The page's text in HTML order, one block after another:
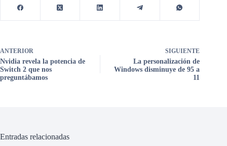
ANTERIOR
Nvidia revela la potencia de
Switch 2 que nos
preguntábamos
SIGUIENTE
La personalización de
Windows disminuye de 95 a
11
Entradas relacionadas